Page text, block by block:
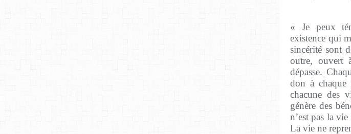
« Je peux
existence qui
sincérité sont
outre, ouvert
dépasse.
don à chaque
chacune des
génère des
n’est pas la
La vie ne